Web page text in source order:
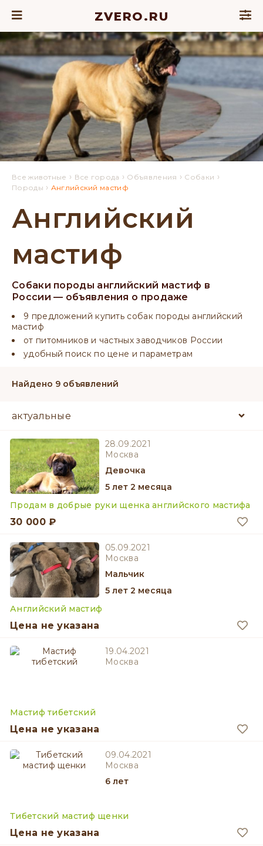
ZVERO.RU
Все животные › Все города › Объявления › Собаки ›
Породы › Английский мастиф
Английский
мастиф
Собаки породы английский мастиф в
России — объявления о продаже
9 предложений купить собак породы английский
мастиф
от питомников и частных заводчиков России
удобный поиск по цене и параметрам
Найдено 9 объявлений
28.09.2021
Москва
девочка
5 лет 2 месяца
Продам в добрые руки щенка английского мастифа
30 000 ₽
05.09.2021
Москва
мальчик
5 лет 2 месяца
Английский мастиф
Цена не указана
19.04.2021
Москва
Мастиф тибетский
Цена не указана
09.04.2021
Москва
6 лет
Тибетский мастиф щенки
Цена не указана